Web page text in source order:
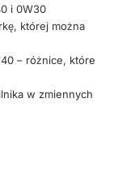
i 0W30
której można
– różnice, które
w zmiennych